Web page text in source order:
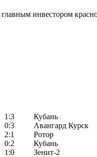
инвестором
1:3
Кубань
0:3
Авангард Курск
2:1
Ротор
0:2
Кубань
1:0
Зенит-2